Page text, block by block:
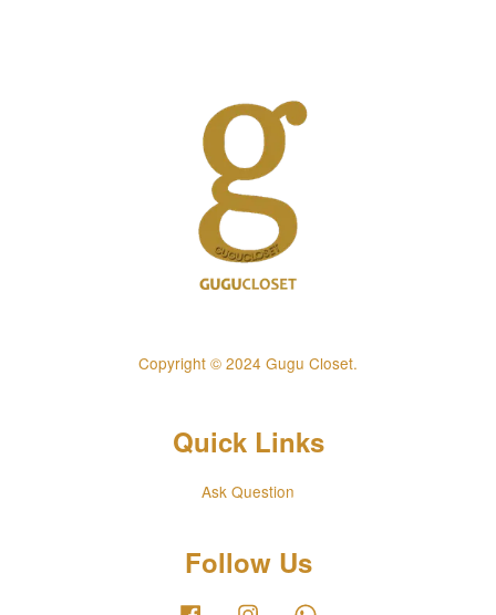
Copyright © 2024 Gugu Closet.
Quick Links
Ask Question
Follow Us